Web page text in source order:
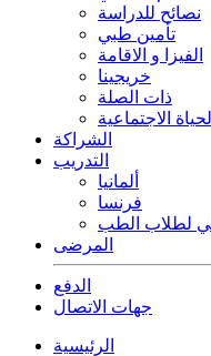
نصائح للدراسة
تأمين طبي
الفيزا و الاقامة
خريجينا
ذات الصلة
الحياة الاجتماعية
الشراكة
التدريب
ألمانيا
فرنسا
لطلاب الطب
المرضى
الدفع
جهات الاتصال
الرئيسية